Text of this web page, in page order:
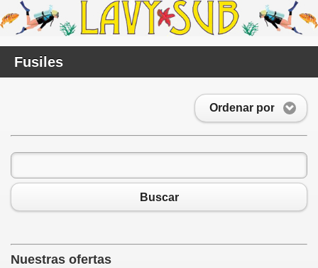
Fusiles
Ordenar por
Buscar
Nuestras ofertas